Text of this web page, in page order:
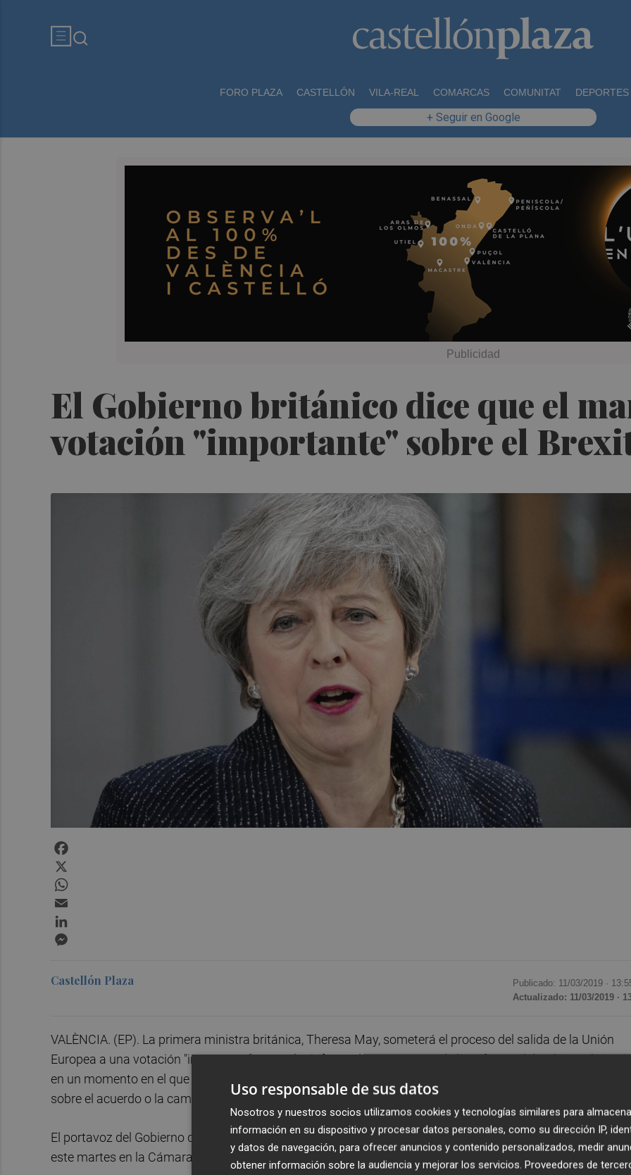
FORO PLAZA CASTELLÓN VILA-REAL COMARCAS COMUNITAT DEPORTES
+ Seguir en Google
El Gobierno británico dice que el
votación "importante" sobre el
Castellón Plaza Publicado: 11/03/2019 ·
Actualizado: 11/03/2019 ·
VALÈNCIA. (EP). La primera ministra británica, Theresa May, someterá el proceso del salida de la Unión
Europea a una votación "importante", según ha informado un portavoz de la Jefatura del Gobierno
en un momento en el que desde algunos sectores conservadores se pide al Ejecutivo que aplace la
sobre el acuerdo o la cambie por una moción.
El portavoz del Gobierno de Londres se ha limitado a señalar que el contenido de la moción que se votará
este martes en la Cámara de los Comunes será publicado este lunes.
Uso responsable de sus datos
Nosotros y nuestros socios utilizamos cookies y tecnologías similares para
información en su dispositivo y procesar datos personales, como su dirección IP,
y datos de navegación, para ofrecer anuncios y contenido personalizados, medir
obtener información sobre la audiencia y mejorar los servicios. Proveedores de